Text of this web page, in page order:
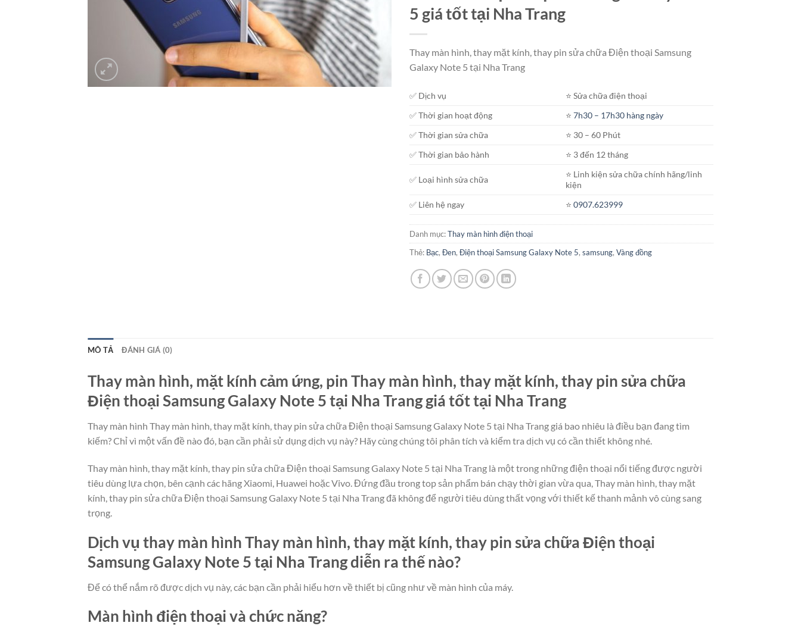
5 giá tốt tại Nha Trang
Thay màn hình, thay mặt kính, thay pin sửa chữa Điện thoại Samsung
Galaxy Note 5 tại Nha Trang
✅ Dịch vụ
⭐️ Sửa chữa điện thoại
✅ Thời gian hoạt động
⭐️7h30 – 17h30 hàng ngày
✅ Thời gian sửa chữa
⭐️ 30 – 60 Phút
✅ Thời gian bảo hành
⭐️ 3 đến 12 tháng
✅ Loại hình sửa chữa
⭐️ Linh kiện sửa chữa chính hãng/linh
kiện
✅ Liên hệ ngay
⭐️0907.623999
Danh mục:Thay màn hình điện thoại
Thẻ: Bạc, Đen, Điện thoại Samsung Galaxy Note 5, samsung, Vàng đồng
MÔ TẢ ĐÁNH GIÁ (0)
Thay màn hình, mặt kính cảm ứng, pin Thay màn hình, thay mặt kính, thay pin sửa chữa
Điện thoại Samsung Galaxy Note 5 tại Nha Trang giá tốt tại Nha Trang
Thay màn hình Thay màn hình, thay mặt kính, thay pin sửa chữa Điện thoại Samsung Galaxy Note 5 tại Nha Trang giá bao nhiêu là điều bạn đang tìm
kiếm? Chỉ vì một vấn đề nào đó, bạn cần phải sử dụng dịch vụ này? Hãy cùng chúng tôi phân tích và kiểm tra dịch vụ có cần thiết không nhé.
Thay màn hình, thay mặt kính, thay pin sửa chữa Điện thoại Samsung Galaxy Note 5 tại Nha Trang là một trong những điện thoại nổi tiếng được người
tiêu dùng lựa chọn, bên cạnh các hãng Xiaomi, Huawei hoặc Vivo. Đứng đầu trong top sản phẩm bán chạy thời gian vừa qua, Thay màn hình, thay mặt
kính, thay pin sửa chữa Điện thoại Samsung Galaxy Note 5 tại Nha Trang đã không để người tiêu dùng thất vọng với thiết kế thanh mảnh vô cùng sang
trọng.
Dịch vụ thay màn hình Thay màn hình, thay mặt kính, thay pin sửa chữa Điện thoại
Samsung Galaxy Note 5 tại Nha Trang diễn ra thế nào?
Để có thể nắm rõ được dịch vụ này, các bạn cần phải hiểu hơn về thiết bị cũng như về màn hình của máy.
Màn hình điện thoại và chức năng?